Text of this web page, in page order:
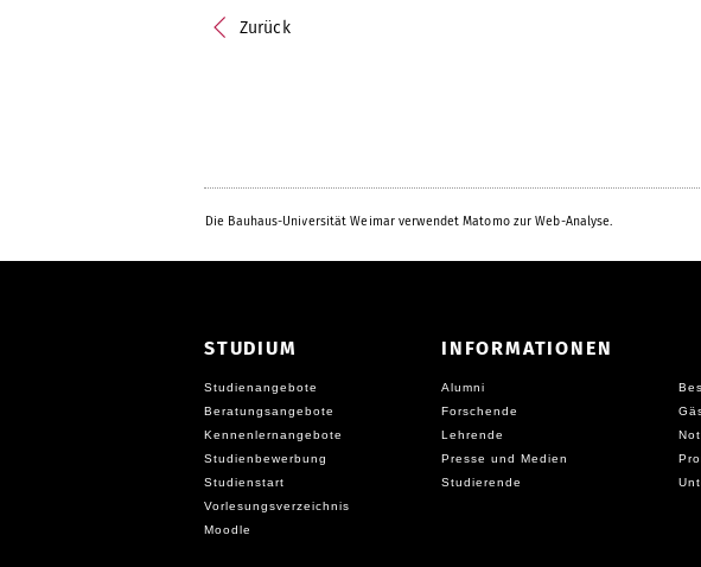
Zurück
Die Bauhaus-Universität Weimar verwendet Matomo zur Web-Analyse.
STUDIUM
Studienangebote
Beratungsangebote
Kennenlernangebote
Studienbewerbung
Studienstart
Vorlesungsverzeichnis
Moodle
INFORMATIONEN
Alumni
Forschende
Lehrende
Presse und Medien
Studierende